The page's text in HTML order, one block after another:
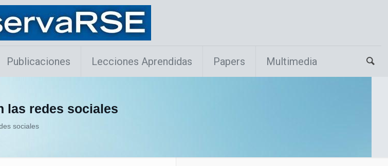
Publicaciones Lecciones Aprendidas Papers Multimedia
las redes sociales
sociales